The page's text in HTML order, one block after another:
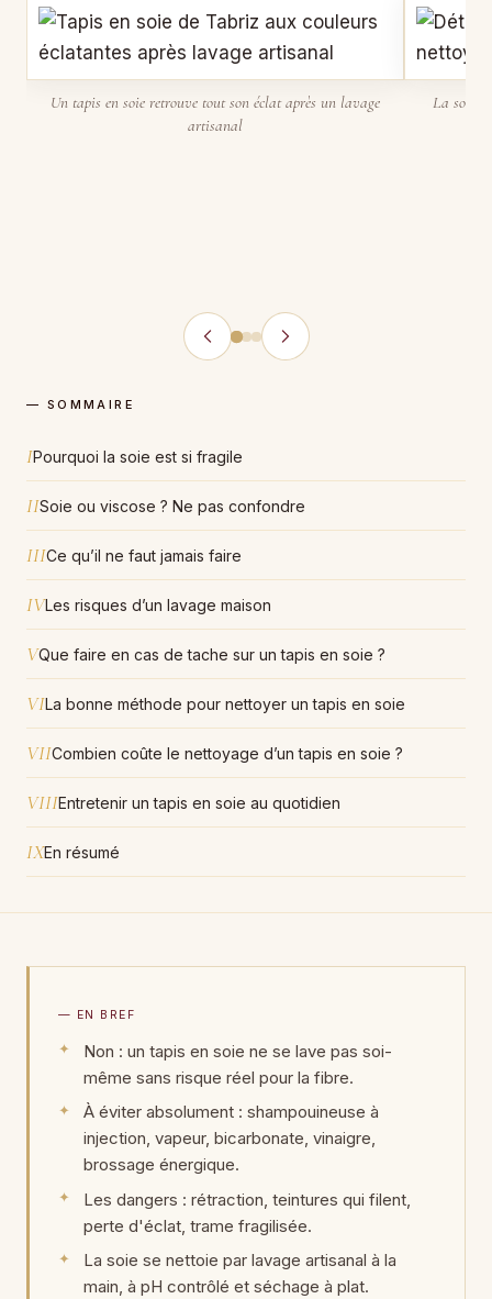
Un tapis en soie retrouve tout son éclat après un lavage
artisanal
La soie
— SOMMAIRE
IPourquoi la soie est si fragile
IISoie ou viscose ? Ne pas confondre
IIICe qu’il ne faut jamais faire
IVLes risques d’un lavage maison
VQue faire en cas de tache sur un tapis en soie ?
VILa bonne méthode pour nettoyer un tapis en soie
VIICombien coûte le nettoyage d’un tapis en soie ?
VIIIEntretenir un tapis en soie au quotidien
IXEn résumé
— EN BREF
Non : un tapis en soie ne se lave pas soi-
même sans risque réel pour la fibre.
À éviter absolument : shampouineuse à
injection, vapeur, bicarbonate, vinaigre,
brossage énergique.
Les dangers : rétraction, teintures qui filent,
perte d'éclat, trame fragilisée.
La soie se nettoie par lavage artisanal à la
main, à pH contrôlé et séchage à plat.